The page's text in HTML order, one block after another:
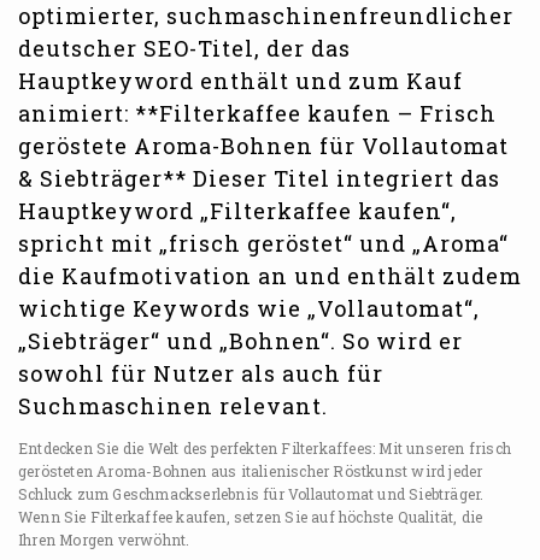
optimierter, suchmaschinenfreundlicher
deutscher SEO-Titel, der das
Hauptkeyword enthält und zum Kauf
animiert: **Filterkaffee kaufen – Frisch
geröstete Aroma-Bohnen für Vollautomat
& Siebträger** Dieser Titel integriert das
Hauptkeyword „Filterkaffee kaufen“,
spricht mit „frisch geröstet“ und „Aroma“
die Kaufmotivation an und enthält zudem
wichtige Keywords wie „Vollautomat“,
„Siebträger“ und „Bohnen“. So wird er
sowohl für Nutzer als auch für
Suchmaschinen relevant.
Entdecken Sie die Welt des perfekten Filterkaffees: Mit unseren frisch
gerösteten Aroma-Bohnen aus italienischer Röstkunst wird jeder
Schluck zum Geschmackserlebnis für Vollautomat und Siebträger.
Wenn Sie Filterkaffee kaufen, setzen Sie auf höchste Qualität, die
Ihren Morgen verwöhnt.